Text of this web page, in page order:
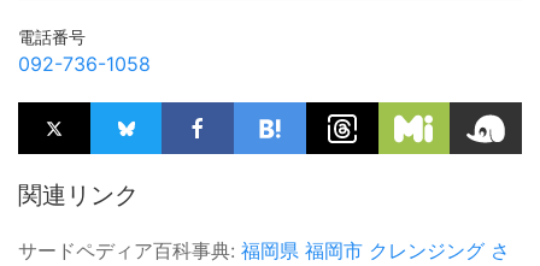
電話番号
092-736-1058
関連リンク
サードペディア百科事典: 福岡県 福岡市 クレンジング さ